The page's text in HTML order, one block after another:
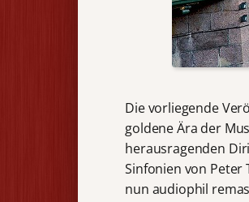
Die vorliegende
goldene Ära der
herausragenden
Sinfonien von Peter
nun audiophil